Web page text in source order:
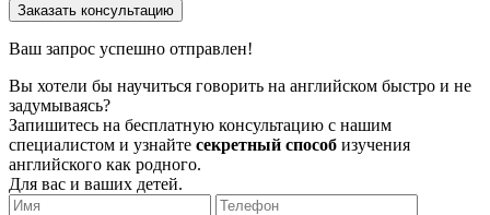
Ваш запрос успешно отправлен!
Вы хотели бы научиться говорить на английском быстро и не
задумываясь?
Запишитесь на бесплатную консультацию с нашим
специалистом и узнайте секретный способ изучения
английского как родного.
Для вас и ваших детей.